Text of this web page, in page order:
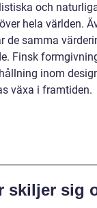
och
hela världen.
de samma
Finsk
inom
växa i framtiden.
skiljer sig